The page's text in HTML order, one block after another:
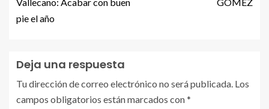
pie el año
Deja una respuesta
Tu dirección de correo electrónico no será publicada. Los
campos obligatorios están marcados con*